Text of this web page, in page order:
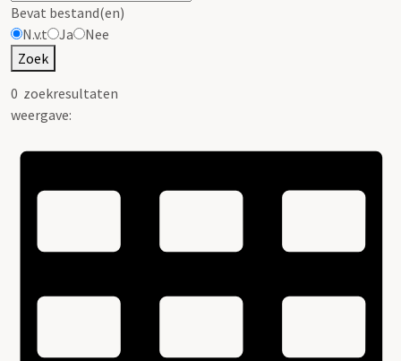
Bevat bestand(en)
N.v.t
Ja
Nee
Zoek
0 zoekresultaten
weergave: